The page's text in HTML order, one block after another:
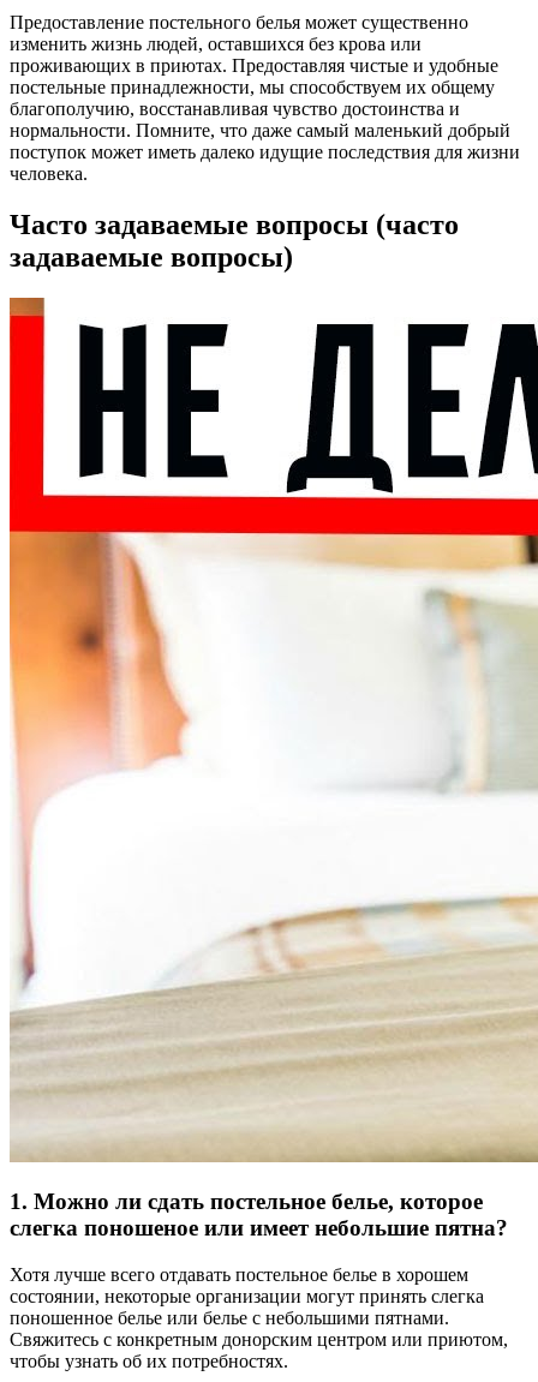
Предоставление постельного белья может существенно
изменить жизнь людей, оставшихся без крова или
проживающих в приютах. Предоставляя чистые и удобные
постельные принадлежности, мы способствуем их общему
благополучию, восстанавливая чувство достоинства и
нормальности. Помните, что даже самый маленький добрый
поступок может иметь далеко идущие последствия для жизни
человека.
Часто задаваемые вопросы (часто
задаваемые вопросы)
1. Можно ли сдать постельное белье, которое
слегка поношеное или имеет небольшие пятна?
Хотя лучше всего отдавать постельное белье в хорошем
состоянии, некоторые организации могут принять слегка
поношенное белье или белье с небольшими пятнами.
Свяжитесь с конкретным донорским центром или приютом,
чтобы узнать об их потребностях.